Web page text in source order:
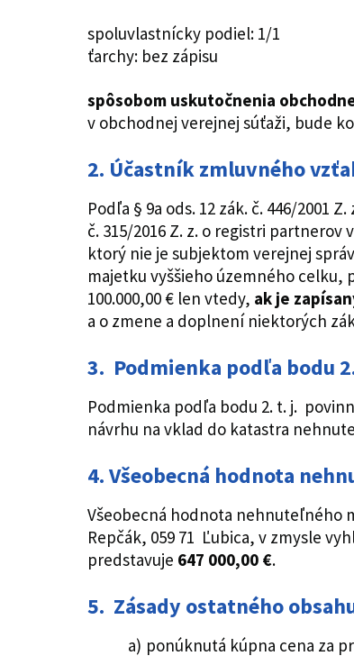
spoluvlastnícky podiel: 1/1
ťarchy: bez zápisu
spôsobom uskutočnenia
v obchodnej verejnej súťaži, bude
2. Účastník zmluvného
Podľa § 9a ods. 12 zák. č. 446/2001
č. 315/2016 Z. z. o registri
ktorý nie je subjektom verejnej
majetku vyššieho územného
100.000,00 € len vtedy, ak je
a o zmene a doplnení niektorých
3. Podmienka podľa bodu
Podmienka podľa bodu 2. t. j.
návrhu na vklad do katastra
4. Všeobecná hodnota
Všeobecná hodnota nehnuteľného
Repčák, 059 71 Ľubica, v zmysle
predstavuje 647 000,00 €.
5. Zásady ostatného
ponúknutá kúpna cena za